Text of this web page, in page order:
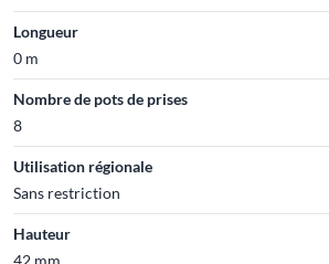
Longueur
0 m
Nombre de pots de prises
8
Utilisation régionale
Sans restriction
Hauteur
42 mm